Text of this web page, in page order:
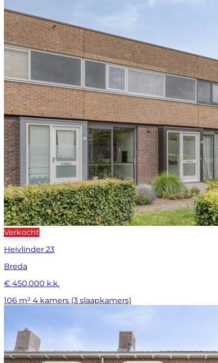
Verkocht
Heivlinder 23
Breda
€ 450.000 k.k.
106 m² 4 kamers (3 slaapkamers)